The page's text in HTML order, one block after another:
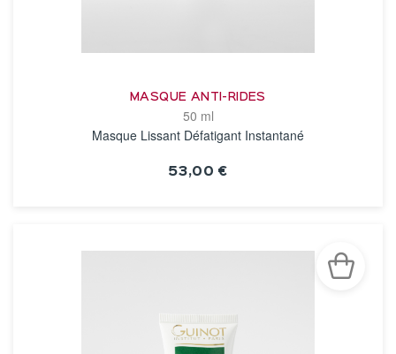
MASQUE ANTI-RIDES
50 ml
Masque Lissant Défatigant Instantané
53,00 €